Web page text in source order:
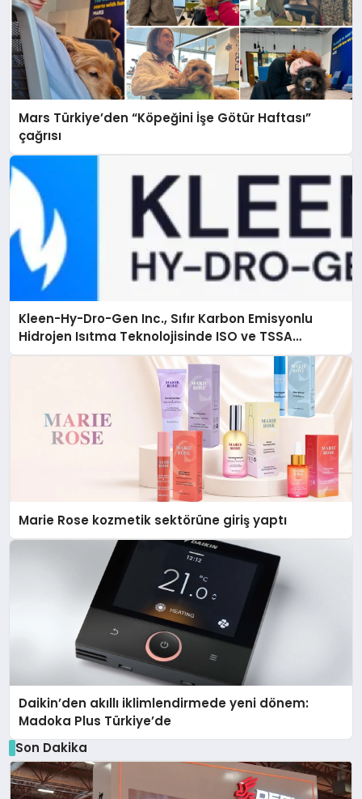
Mars Türkiye’den “Köpeğini İşe Götür Haftası”
çağrısı
Kleen-Hy-Dro-Gen Inc., Sıfır Karbon Emisyonlu
Hidrojen Isıtma Teknolojisinde ISO ve TSSA
Düzenleyici Onaylarını Aldı
Marie Rose kozmetik sektörüne giriş yaptı
Daikin’den akıllı iklimlendirmede yeni dönem:
Madoka Plus Türkiye’de
Son Dakika